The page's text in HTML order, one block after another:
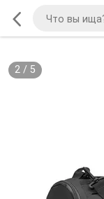
2/ 5